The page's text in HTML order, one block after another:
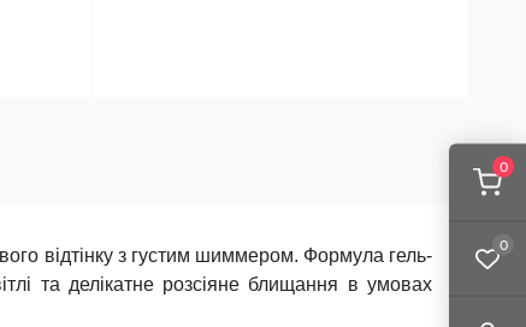
0
0
відтінку з густим шиммером. Формула гель-
та делікатне розсіяне блищання в умовах